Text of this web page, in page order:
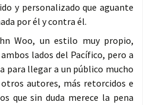
y personalizado que aguante
por él y contra él.
Woo, un estilo muy propio,
lados del Pacífico, pero a
para llegar a un público mucho
autores, más retorcidos e
que sin duda merece la pena